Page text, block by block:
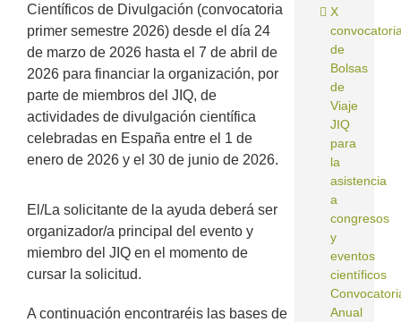
Científicos de Divulgación (convocatoria
primer semestre 2026) desde el día 24
de marzo de 2026 hasta el 7 de abril de
2026 para financiar la organización, por
parte de miembros del JIQ, de
actividades de divulgación científica
celebradas en España entre el 1 de
enero de 2026 y el 30 de junio de 2026.
El/La solicitante de la ayuda deberá ser
organizador/a principal del evento y
miembro del JIQ en el momento de
cursar la solicitud.
A continuación encontraréis las bases de
X
de
Bolsas
de
Viaje
JIQ
para
la
asistencia
a
congresos
y
eventos
científicos
Anual